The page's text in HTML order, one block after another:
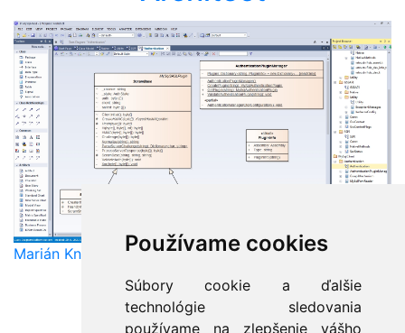
Používame cookies
Súbory cookie a ďalšie
technológie sledovania
používame na zlepšenie vášho
Marián Knězek